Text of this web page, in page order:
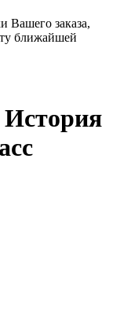
Вашего заказа,
ближайшей